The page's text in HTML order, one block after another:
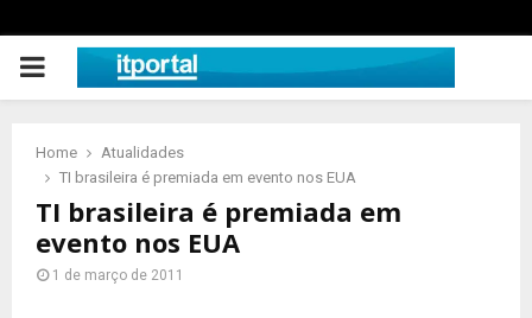
PRIMARY
Home
Atualidades
TI brasileira é premiada em evento nos EUA
TI brasileira é premiada em
evento nos EUA
1 de março de 2011